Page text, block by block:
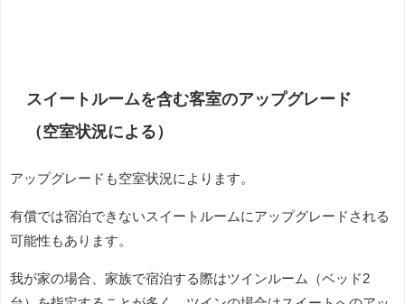
スイートルームを含む客室のアップグレード
（空室状況による）
アップグレードも空室状況によります。
有償では宿泊できないスイートルームにアップグレードされる
可能性もあります。
我が家の場合、家族で宿泊する際はツインルーム（ベッド2